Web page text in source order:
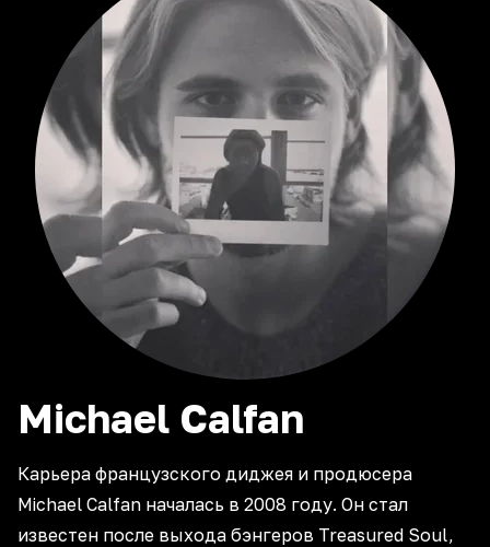
Michael Calfan
Карьера французского диджея и продюсера
Michael Calfan началась в 2008 году. Он стал
известен после выхода бэнгеров Treasured Soul,